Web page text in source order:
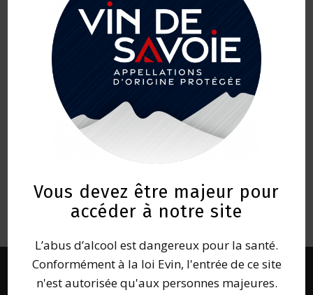
Vous devez être majeur pour
accéder à notre site
L’abus d’alcool est dangereux pour la santé.
Conformément à la loi Evin, l'entrée de ce site
n'est autorisée qu'aux personnes majeures.